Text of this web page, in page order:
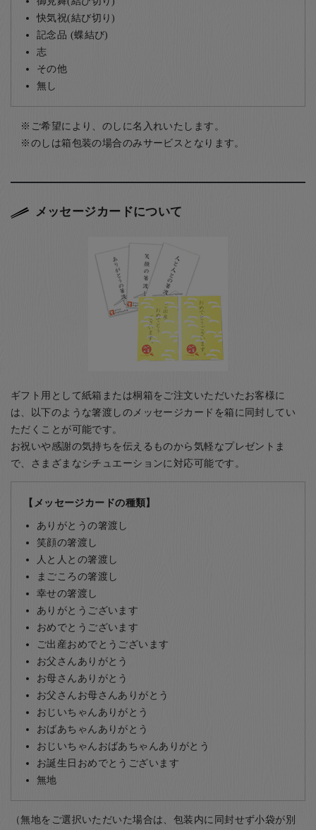
快気祝(結び切り)
記念品 (蝶結び)
志
その他
無し
ご希望により、のしに名入れいたします。
のしは箱包装の場合のみサービスとなります。
メッセージカードについて
ギフト用として紙箱または桐箱をご注文いただいたお客様に
は、以下のような箸渡しのメッセージカードを箱に同封してい
ただくことが可能です。
お祝いや感謝の気持ちを伝えるものから気軽なプレゼントま
で、さまざまなシチュエーションに対応可能です。
【メッセージカードの種類】
ありがとうの箸渡し
笑顔の箸渡し
人と人との箸渡し
まごころの箸渡し
幸せの箸渡し
ありがとうございます
おめでとうございます
ご出産おめでとうございます
お父さんありがとう
お母さんありがとう
お父さんお母さんありがとう
おじいちゃんありがとう
おばあちゃんありがとう
おじいちゃんおばあちゃんありがとう
お誕生日おめでとうございます
無地
（無地をご選択いただいた場合は、包装内に同封せず小袋が別